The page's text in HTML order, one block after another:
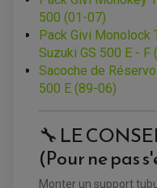
FREINAGE
DÉMARREUR
ECLAIRAGE LED /
STATOR ET
VENTILATEUR DE
EQUIPEMENT
DISQUE DE FREIN
PLAQUETTES DE
HUILE ET
HUILE POUR QUAD
PNEUMATIQUE
EQUIPEMENT
500 (01-07)
Pack Givi Monolock
Suzuki GS 500 E - F
Sacoche de
500 E (89-06)
🔧 LE
(Pour ne pas
Monter un support